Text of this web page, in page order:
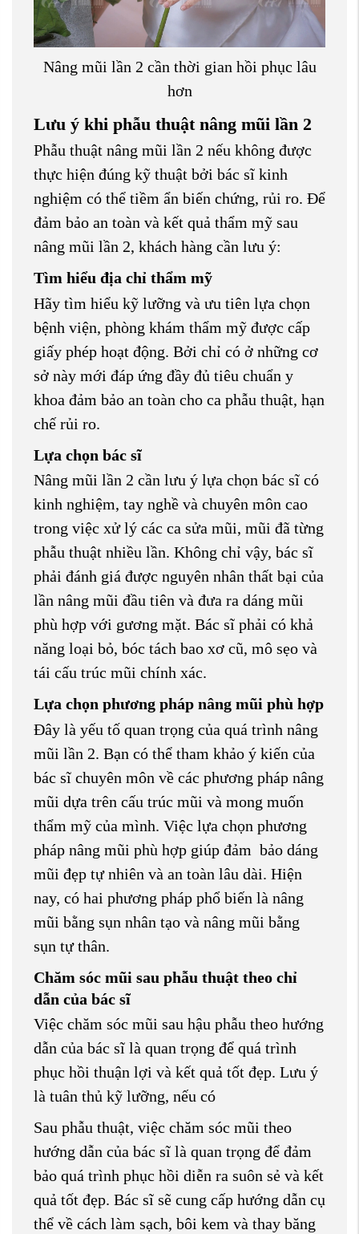
Nâng mũi lần 2 cần thời gian hồi phục lâu
hơn
Lưu ý khi phẫu thuật nâng mũi lần 2
Phẫu thuật nâng mũi lần 2 nếu không được
thực hiện đúng kỹ thuật bởi bác sĩ kinh
nghiệm có thể tiềm ẩn biến chứng, rủi ro. Để
đảm bảo an toàn và kết quả thẩm mỹ sau
nâng mũi lần 2, khách hàng cần lưu ý:
Tìm hiểu địa chỉ thẩm mỹ
Hãy tìm hiểu kỹ lưỡng và ưu tiên lựa chọn
bệnh viện, phòng khám thẩm mỹ được cấp
giấy phép hoạt động. Bởi chỉ có ở những cơ
sở này mới đáp ứng đầy đủ tiêu chuẩn y
khoa đảm bảo an toàn cho ca phẫu thuật, hạn
chế rủi ro.
Lựa chọn bác sĩ
Nâng mũi lần 2 cần lưu ý lựa chọn bác sĩ có
kinh nghiệm, tay nghề và chuyên môn cao
trong việc xử lý các ca sửa mũi, mũi đã từng
phẫu thuật nhiều lần. Không chỉ vậy, bác sĩ
phải đánh giá được nguyên nhân thất bại của
lần nâng mũi đầu tiên và đưa ra dáng mũi
phù hợp với gương mặt. Bác sĩ phải có khả
năng loại bỏ, bóc tách bao xơ cũ, mô sẹo và
tái cấu trúc mũi chính xác.
Lựa chọn phương pháp nâng mũi phù hợp
Đây là yếu tố quan trọng của quá trình nâng
mũi lần 2. Bạn có thể tham khảo ý kiến của
bác sĩ chuyên môn về các phương pháp nâng
mũi dựa trên cấu trúc mũi và mong muốn
thẩm mỹ của mình. Việc lựa chọn phương
pháp nâng mũi phù hợp giúp đảm bảo dáng
mũi đẹp tự nhiên và an toàn lâu dài. Hiện
nay, có hai phương pháp phổ biến là nâng
mũi bằng sụn nhân tạo và nâng mũi bằng
sụn tự thân.
Chăm sóc mũi sau phẫu thuật theo chỉ
dẫn của bác sĩ
Việc chăm sóc mũi sau hậu phẫu theo hướng
dẫn của bác sĩ là quan trọng để quá trình
phục hồi thuận lợi và kết quả tốt đẹp. Lưu ý
là tuân thủ kỹ lưỡng, nếu có
Sau phẫu thuật, việc chăm sóc mũi theo
hướng dẫn của bác sĩ là quan trọng để đảm
bảo quá trình phục hồi diễn ra suôn sẻ và kết
quả tốt đẹp. Bác sĩ sẽ cung cấp hướng dẫn cụ
thể về cách làm sạch, bôi kem và thay băng